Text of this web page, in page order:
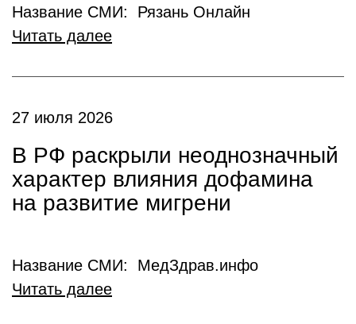
Название СМИ: Рязань Онлайн
Читать далее
27 июля 2026
В РФ раскрыли неоднозначный
характер влияния дофамина
на развитие мигрени
Название СМИ: МедЗдрав.инфо
Читать далее